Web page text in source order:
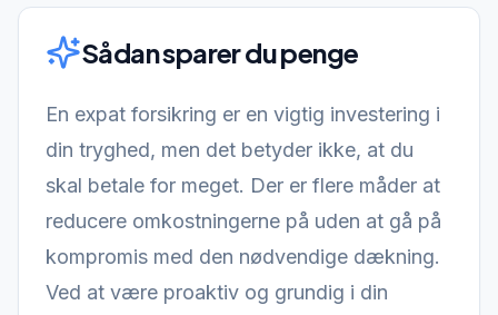
Sådan sparer du penge
En expat forsikring er en vigtig investering i
din tryghed, men det betyder ikke, at du
skal betale for meget. Der er flere måder at
reducere omkostningerne på uden at gå på
kompromis med den nødvendige dækning.
Ved at være proaktiv og grundig i din